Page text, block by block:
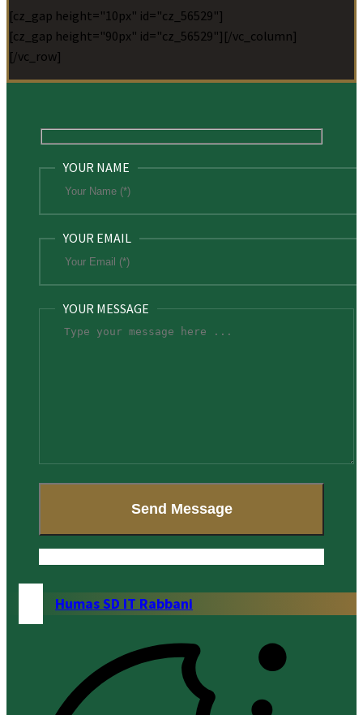
[cz_gap height="10px" id="cz_56529"]
[cz_gap height="90px" id="cz_56529"][/vc_column]
[/vc_row]
YOUR NAME
YOUR EMAIL
YOUR MESSAGE
Humas SD IT Rabbani